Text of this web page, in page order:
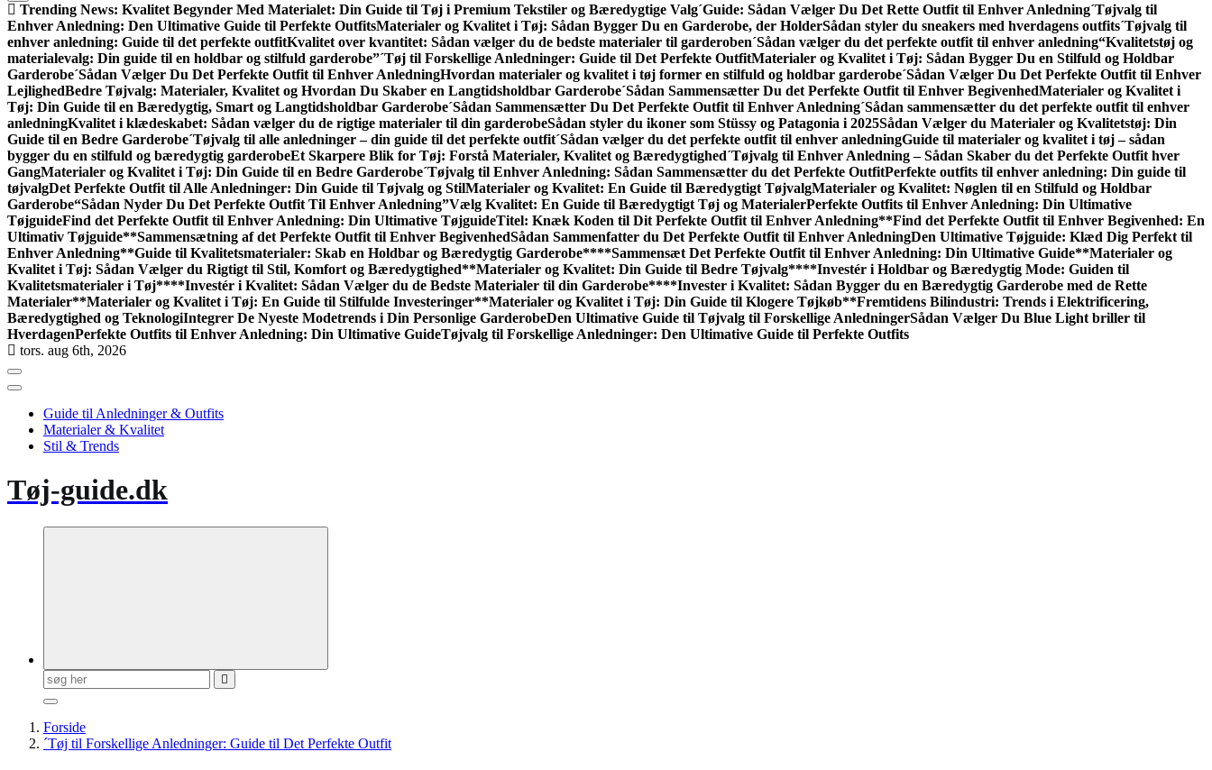
Trending News: Kvalitet Begynder Med Materialet: Din Guide til Tøj i Premium Tekstiler og Bæredygtige Valg´Guide: Sådan Vælger Du Det Rette Outfit til Enhver Anledning´Tøjvalg til
Enhver Anledning: Den Ultimative Guide til Perfekte OutfitsMaterialer og Kvalitet i Tøj: Sådan Bygger Du en Garderobe, der HolderSådan styler du sneakers med hverdagens outfits´Tøjvalg til
enhver anledning: Guide til det perfekte outfitKvalitet over kvantitet: Sådan vælger du de bedste materialer til garderoben´Sådan vælger du det perfekte outfit til enhver anledning“Kvalitetstøj og
materialevalg: Din guide til en holdbar og stilfuld garderobe”´Tøj til Forskellige Anledninger: Guide til Det Perfekte OutfitMaterialer og Kvalitet i Tøj: Sådan Bygger Du en Stilfuld og Holdbar
Garderobe´Sådan Vælger Du Det Perfekte Outfit til Enhver AnledningHvordan materialer og kvalitet i tøj former en stilfuld og holdbar garderobe´Sådan Vælger Du Det Perfekte Outfit til Enhver
LejlighedBedre Tøjvalg: Materialer, Kvalitet og Hvordan Du Skaber en Langtidsholdbar Garderobe´Sådan Sammensætter Du det Perfekte Outfit til Enhver BegivenhedMaterialer og Kvalitet i
Tøj: Din Guide til en Bæredygtig, Smart og Langtidsholdbar Garderobe´Sådan Sammensætter Du Det Perfekte Outfit til Enhver Anledning´Sådan sammensætter du det perfekte outfit til enhver
anledningKvalitet i klædeskabet: Sådan vælger du de rigtige materialer til din garderobeSådan styler du ikoner som Stüssy og Patagonia i 2025Sådan Vælger du Materialer og Kvalitetstøj: Din
Guide til en Bedre Garderobe´Tøjvalg til alle anledninger – din guide til det perfekte outfit´Sådan vælger du det perfekte outfit til enhver anledningGuide til materialer og kvalitet i tøj – sådan
bygger du en stilfuld og bæredygtig garderobeEt Skarpere Blik for Tøj: Forstå Materialer, Kvalitet og Bæredygtighed´Tøjvalg til Enhver Anledning – Sådan Skaber du det Perfekte Outfit hver
GangMaterialer og Kvalitet i Tøj: Din Guide til en Bedre Garderobe´Tøjvalg til Enhver Anledning: Sådan Sammen­sætter du det Perfekte OutfitPerfekte outfits til enhver anledning: Din guide til
tøjvalgDet Perfekte Outfit til Alle Anledninger: Din Guide til Tøjvalg og StilMaterialer og Kvalitet: En Guide til Bæredygtigt TøjvalgMaterialer og Kvalitet: Nøglen til en Stilfuld og Holdbar
Garderobe“Sådan Nyder Du Det Perfekte Outfit Til Enhver Anledning”Vælg Kvalitet: En Guide til Bæredygtigt Tøj og MaterialerPerfekte Outfits til Enhver Anledning: Din Ultimative
TøjguideFind det Perfekte Outfit til Enhver Anledning: Din Ultimative TøjguideTitel: Knæk Koden til Dit Perfekte Outfit til Enhver Anledning**Find det Perfekte Outfit til Enhver Begivenhed: En
Ultimativ Tøjguide**Sammensætning af det Perfekte Outfit til Enhver BegivenhedSådan Sammenfatter du Det Perfekte Outfit til Enhver AnledningDen Ultimative Tøjguide: Klæd Dig Perfekt til
Enhver Anledning**Guide til Kvalitetsmaterialer: Skab en Holdbar og Bæredygtig Garderobe****Sammensæt Det Perfekte Outfit til Enhver Anledning: Din Ultimative Guide**Materialer og
Kvalitet i Tøj: Sådan Vælger du Rigtigt til Stil, Komfort og Bæredygtighed**Materialer og Kvalitet: Din Guide til Bedre Tøjvalg****Investér i Holdbar og Bæredygtig Mode: Guiden til
Kvalitetsmaterialer i Tøj****Investér i Kvalitet: Sådan Vælger du de Bedste Materialer til din Garderobe****Invester i Kvalitet: Sådan Bygger du en Bæredygtig Garderobe med de Rette
Materialer**Materialer og Kvalitet i Tøj: En Guide til Stilfulde Investeringer**Materialer og Kvalitet i Tøj: Din Guide til Klogere Tøjkøb**Fremtidens Bilindustri: Trends i Elektrificering,
Bæredygtighed og TeknologiIntegrer De Nyeste Modetrends i Din Personlige GarderobeDen Ultimative Guide til Tøjvalg til Forskellige AnledningerSådan Vælger Du Blue Light briller til
HverdagenPerfekte Outfits til Enhver Anledning: Din Ultimative GuideTøjvalg til Forskellige Anledninger: Den Ultimative Guide til Perfekte Outfits
tors. aug 6th, 2026
Guide til Anledninger & Outfits
Materialer & Kvalitet
Stil & Trends
Tøj-guide.dk
Søg
efter:
Forside
´Tøj til Forskellige Anledninger: Guide til Det Perfekte Outfit